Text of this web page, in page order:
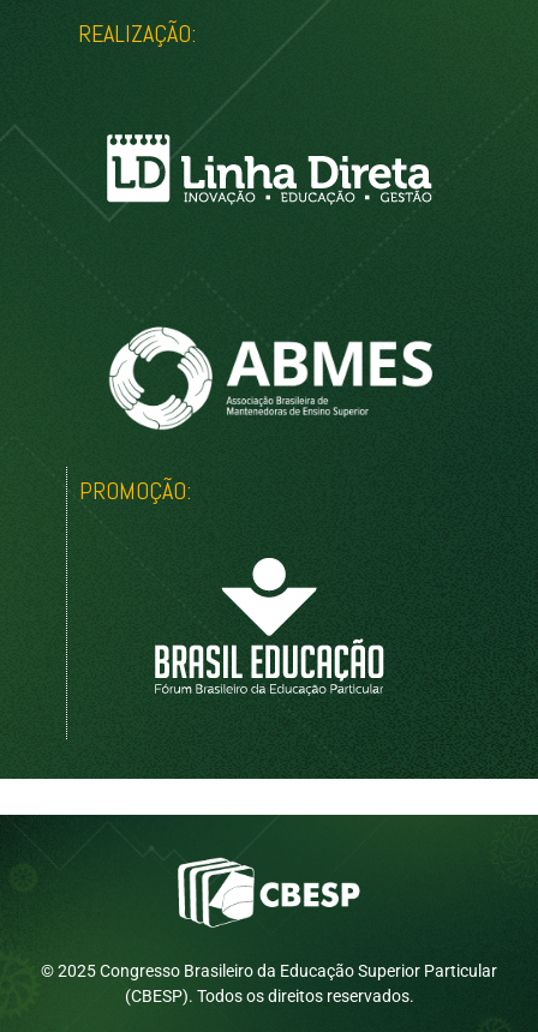
REALIZAÇÃO:
PROMOÇÃO:
© 2025 Congresso Brasileiro da Educação Superior Particular
(CBESP). Todos os direitos reservados.